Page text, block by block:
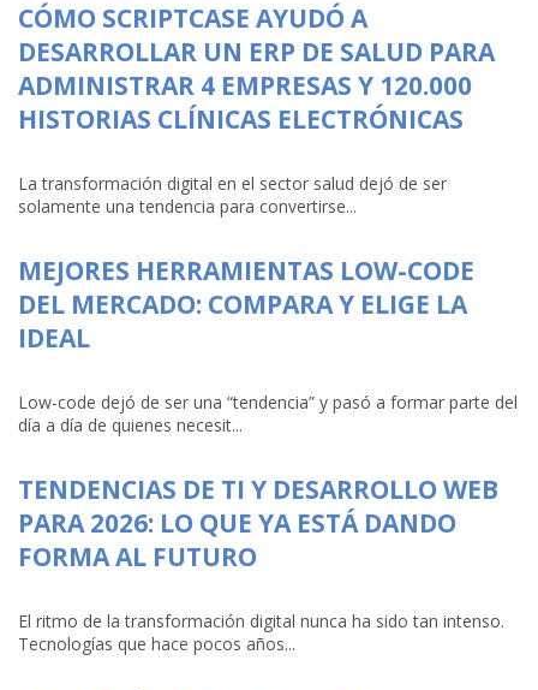
CÓMO SCRIPTCASE AYUDÓ A
DESARROLLAR UN ERP DE SALUD PARA
ADMINISTRAR 4 EMPRESAS Y 120.000
HISTORIAS CLÍNICAS ELECTRÓNICAS
La transformación digital en el sector salud dejó de ser
solamente una tendencia para convertirse...
MEJORES HERRAMIENTAS LOW-CODE
DEL MERCADO: COMPARA Y ELIGE LA
IDEAL
Low-code dejó de ser una “tendencia” y pasó a formar parte del
día a día de quienes necesit...
TENDENCIAS DE TI Y DESARROLLO WEB
PARA 2026: LO QUE YA ESTÁ DANDO
FORMA AL FUTURO
El ritmo de la transformación digital nunca ha sido tan intenso.
Tecnologías que hace pocos años...